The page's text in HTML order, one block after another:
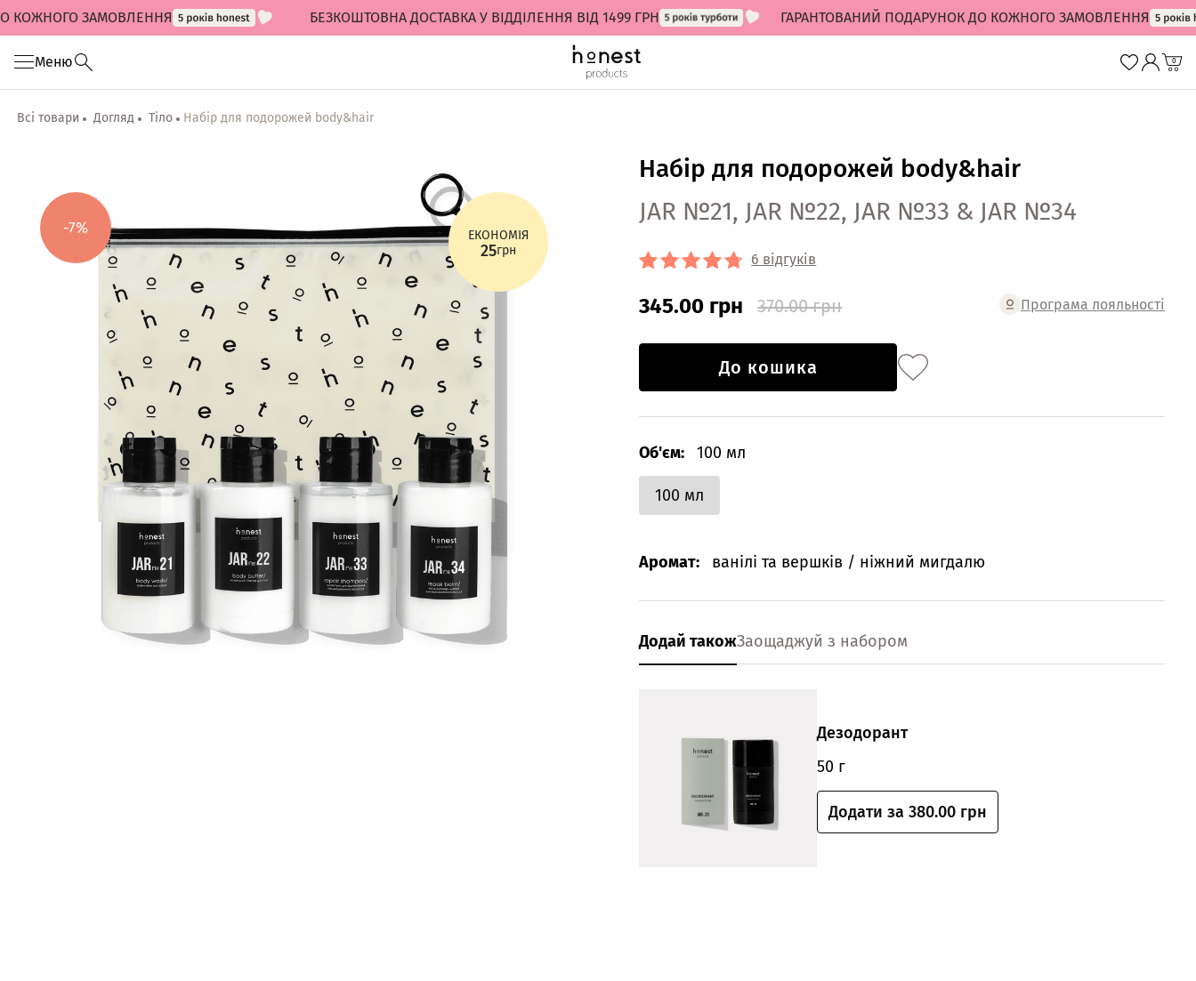
ЗАМОВЛЕННЯ БЕЗКОШТОВНА ДОСТАВКА У ВІДДІЛЕННЯ ВІД 1499 ГРН ГАРАНТОВАНИЙ ПОДАРУНОК ДО КОЖНОГО ЗАМОВЛЕННЯ
Меню 0
Всі товари Догляд Тіло Набір для подорожей body&hair
Набір для подорожей body&hair
JAR №21, JAR №22, JAR №33 & JAR №34
6 відгуків
370.00 грн
345.00 грн Програма лояльності
До кошика
Об'єм: 100 мл
100 мл
Аромат: ванілі та вершків / ніжний мигдалю
Додай такожЗаощаджуй з набором
Дезодорант
50 г
Додати за 380.00 грн
ЕКОНОМІЯ
25грн
-7%